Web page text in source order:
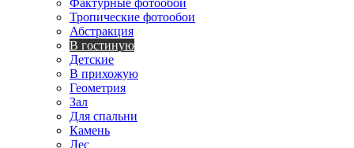
Фактурные фотообои
Тропические фотообои
Абстракция
В гостиную
Детские
В прихожую
Геометрия
Зал
Для спальни
Камень
Лес